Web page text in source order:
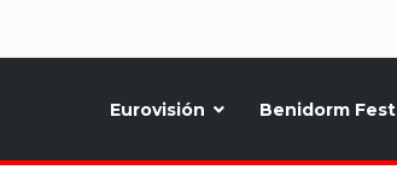
Eurovisión Benidorm Fest